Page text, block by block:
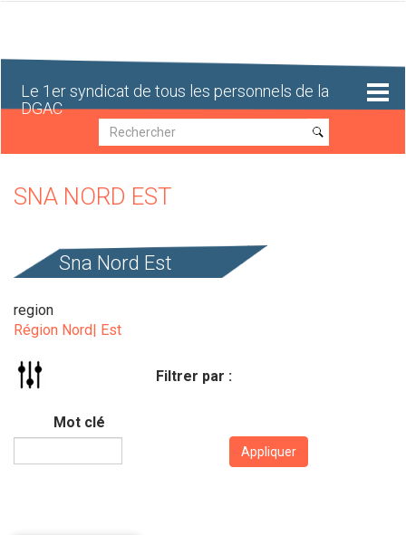
Le 1er syndicat de tous les personnels de la
DGAC
Recherche
Recherche
SNA NORD EST
Sna Nord Est
region
Région Nord| Est
Filtrer par :
Mot clé
Appliquer